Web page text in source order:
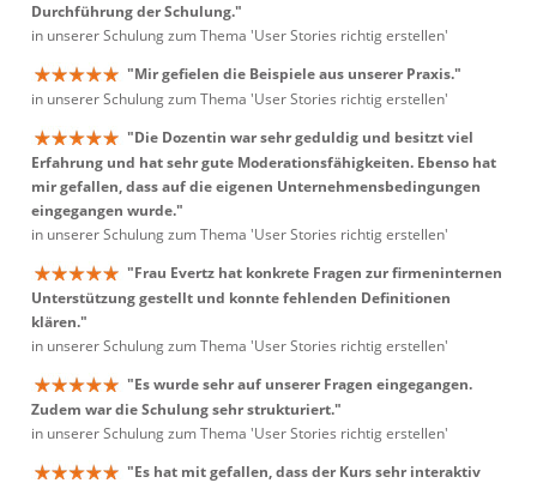
Durchführung der Schulung."
in unserer Schulung zum Thema 'User Stories richtig erstellen'
"Mir gefielen die Beispiele aus unserer Praxis."
in unserer Schulung zum Thema 'User Stories richtig erstellen'
"Die Dozentin war sehr geduldig und besitzt viel
Erfahrung und hat sehr gute Moderationsfähigkeiten. Ebenso hat
mir gefallen, dass auf die eigenen Unternehmensbedingungen
eingegangen wurde."
in unserer Schulung zum Thema 'User Stories richtig erstellen'
"Frau Evertz hat konkrete Fragen zur firmeninternen
Unterstützung gestellt und konnte fehlenden Definitionen
klären."
in unserer Schulung zum Thema 'User Stories richtig erstellen'
"Es wurde sehr auf unserer Fragen eingegangen.
Zudem war die Schulung sehr strukturiert."
in unserer Schulung zum Thema 'User Stories richtig erstellen'
"Es hat mit gefallen, dass der Kurs sehr interaktiv